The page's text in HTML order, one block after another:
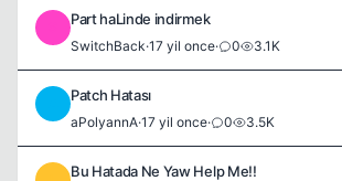
Part haLinde indirmek
SwitchBack·17 yil once· 0 3.1K
Patch Hatası
aPolyannA·17 yil once· 0 3.5K
Bu Hatada Ne Yaw Help Me!!